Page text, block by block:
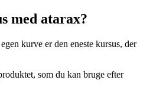
med atarax?
kurve er den eneste kursus, der
som du kan bruge efter